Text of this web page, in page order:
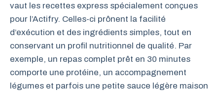
vaut les recettes express spécialement conçues
pour l’Actifry. Celles-ci prônent la facilité
d’exécution et des ingrédients simples, tout en
conservant un profil nutritionnel de qualité. Par
exemple, un repas complet prêt en 30 minutes
comporte une protéine, un accompagnement
légumes et parfois une petite sauce légère maison